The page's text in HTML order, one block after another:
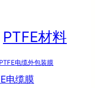
PTFE材料
PTFE电缆外包装膜
电缆膜